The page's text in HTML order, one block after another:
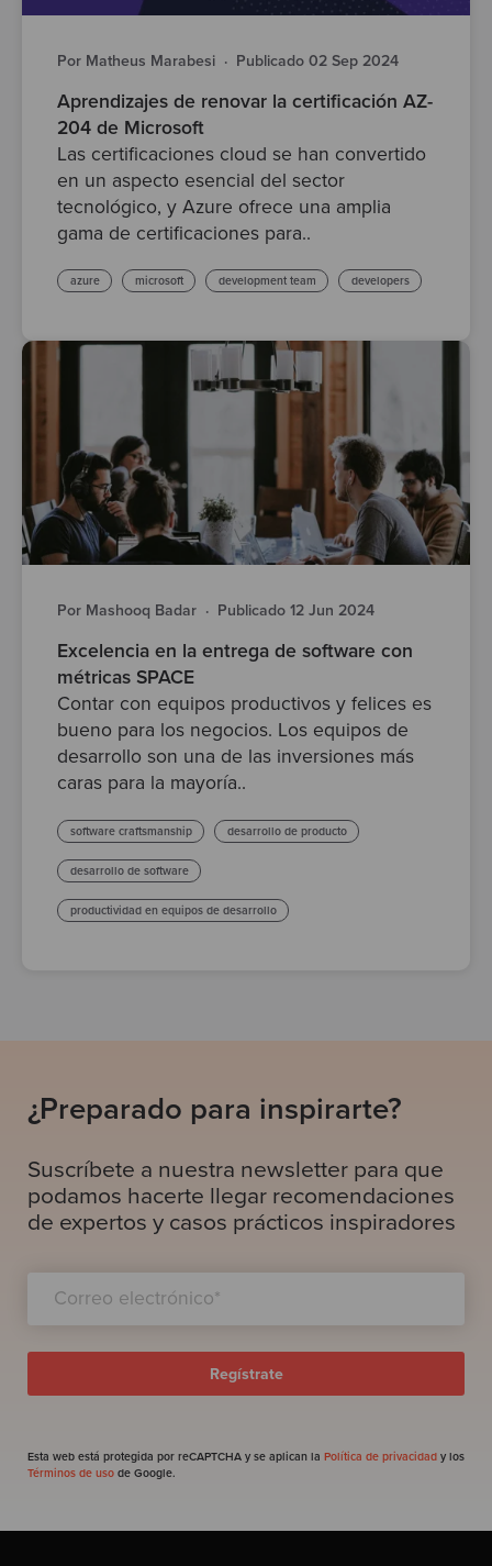
Por Matheus Marabesi · Publicado 02 Sep 2024
Aprendizajes de renovar la certificación AZ-
204 de Microsoft
Las certificaciones cloud se han convertido
en un aspecto esencial del sector
tecnológico, y Azure ofrece una amplia
gama de certificaciones para..
azure microsoft development team developers
Por Mashooq Badar · Publicado 12 Jun 2024
Excelencia en la entrega de software con
métricas SPACE
Contar con equipos productivos y felices es
bueno para los negocios. Los equipos de
desarrollo son una de las inversiones más
caras para la mayoría..
software craftsmanship desarrollo de producto
desarrollo de software
productividad en equipos de desarrollo
¿Preparado para inspirarte?
Suscríbete a nuestra newsletter para que
podamos hacerte llegar recomendaciones
de expertos y casos prácticos inspiradores
Esta web está protegida por reCAPTCHA y se aplican la Política de privacidad y los
Términos de uso de Google.